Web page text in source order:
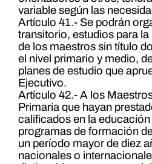
variable según las
Artículo 41.- Se podrán
transitorio, estudios para
de los maestros sin título
el nivel primario y medio,
planes de estudio que
Ejecutivo.
Artículo 42.- A los
Primaria que hayan
calificados en la
programas de formación
un período mayor de diez
nacionales o